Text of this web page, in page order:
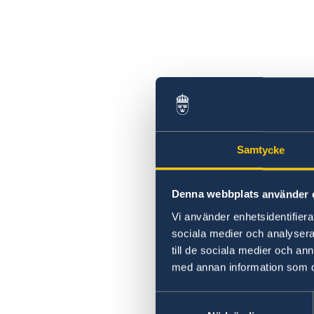
Samtycke
Denna webbplats använder
Vi använder
sociala medier och
till de sociala medier och
med annan information som